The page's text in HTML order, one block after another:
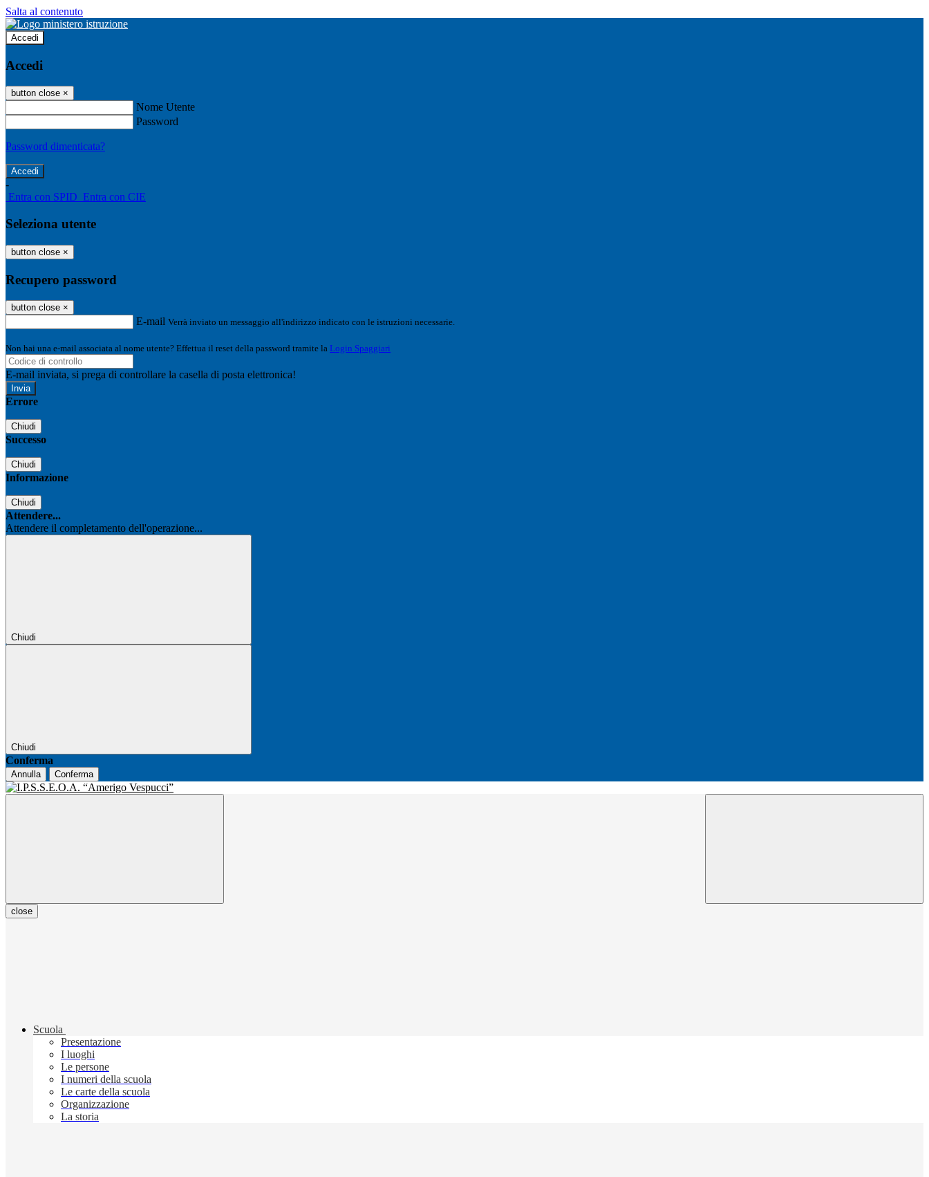
Salta al contenuto
Accedi
Accedi
button close ×
Nome Utente
Password
Password dimenticata?
-
Entra con SPID Entra con CIE
Seleziona utente
button close ×
Recupero password
button close ×
E-mail Verrà inviato un messaggio all'indirizzo indicato con le istruzioni necessarie.
Non hai una e-mail associata al nome utente? Effettua il reset della password tramite la Login Spaggiari
E-mail inviata, si prega di controllare la casella di posta elettronica!
Errore
Chiudi
Successo
Chiudi
Informazione
Chiudi
Attendere...
Attendere il completamento dell'operazione...
Chiudi
Chiudi
Conferma
Annulla Conferma
close
Scuola
Presentazione
I luoghi
Le persone
I numeri della scuola
Le carte della scuola
Organizzazione
La storia